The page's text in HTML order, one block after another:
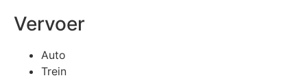
Vervoer
Auto
Trein